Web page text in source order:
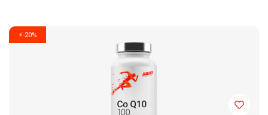
⚡-20%